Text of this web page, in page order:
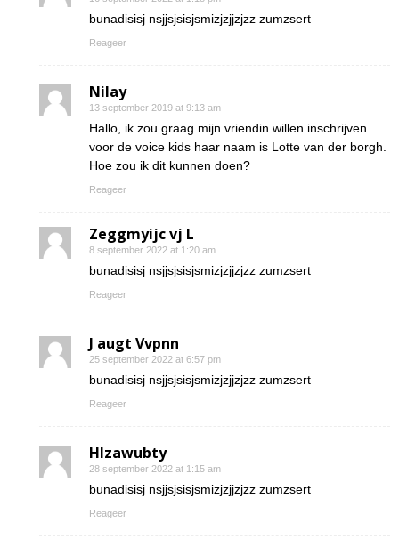
bunadisisj nsjjsjsisjsmizjzjjzjzz zumzsert
Reageer
Nilay
13 september 2019 at 9:13 am
Hallo, ik zou graag mijn vriendin willen inschrijven
voor de voice kids haar naam is Lotte van der borgh.
Hoe zou ik dit kunnen doen?
Reageer
Zeggmyijc vj L
8 september 2022 at 1:20 am
bunadisisj nsjjsjsisjsmizjzjjzjzz zumzsert
Reageer
J augt Vvpnn
25 september 2022 at 6:57 pm
bunadisisj nsjjsjsisjsmizjzjjzjzz zumzsert
Reageer
Hlzawubty
28 september 2022 at 1:15 am
bunadisisj nsjjsjsisjsmizjzjjzjzz zumzsert
Reageer